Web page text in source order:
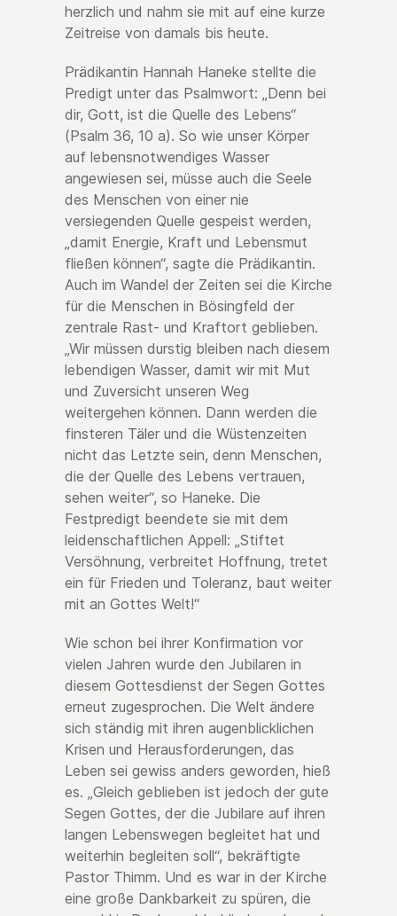
herzlich und nahm sie mit auf eine kurze
Zeitreise von damals bis heute.
Prädikantin Hannah Haneke stellte die
Predigt unter das Psalmwort: „Denn bei
dir, Gott, ist die Quelle des Lebens“
(Psalm 36, 10 a). So wie unser Körper
auf lebensnotwendiges Wasser
angewiesen sei, müsse auch die Seele
des Menschen von einer nie
versiegenden Quelle gespeist werden,
„damit Energie, Kraft und Lebensmut
fließen können“, sagte die Prädikantin.
Auch im Wandel der Zeiten sei die Kirche
für die Menschen in Bösingfeld der
zentrale Rast- und Kraftort geblieben.
„Wir müssen durstig bleiben nach diesem
lebendigen Wasser, damit wir mit Mut
und Zuversicht unseren Weg
weitergehen können. Dann werden die
finsteren Täler und die Wüstenzeiten
nicht das Letzte sein, denn Menschen,
die der Quelle des Lebens vertrauen,
sehen weiter“, so Haneke. Die
Festpredigt beendete sie mit dem
leidenschaftlichen Appell: „Stiftet
Versöhnung, verbreitet Hoffnung, tretet
ein für Frieden und Toleranz, baut weiter
mit an Gottes Welt!“
Wie schon bei ihrer Konfirmation vor
vielen Jahren wurde den Jubilaren in
diesem Gottesdienst der Segen Gottes
erneut zugesprochen. Die Welt ändere
sich ständig mit ihren augenblicklichen
Krisen und Herausforderungen, das
Leben sei gewiss anders geworden, hieß
es. „Gleich geblieben ist jedoch der gute
Segen Gottes, der die Jubilare auf ihren
langen Lebenswegen begleitet hat und
weiterhin begleiten soll“, bekräftigte
Pastor Thimm. Und es war in der Kirche
eine große Dankbarkeit zu spüren, die